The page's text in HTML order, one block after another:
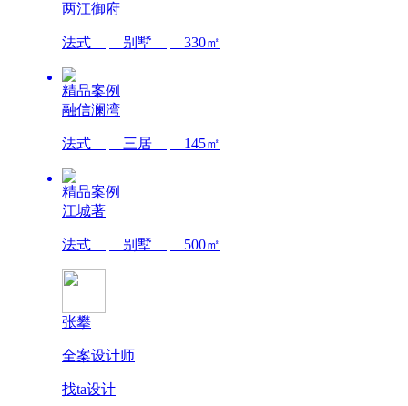
两江御府
法式 | 别墅 | 330㎡
精品案例
融信澜湾
法式 | 三居 | 145㎡
精品案例
江城著
法式 | 别墅 | 500㎡
张攀
全案设计师
找ta设计